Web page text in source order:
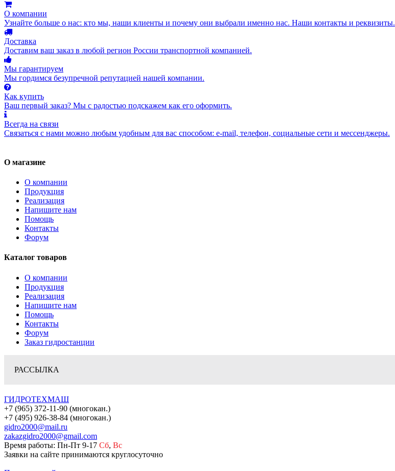
О компании
Узнайте больше о нас: кто мы, наши клиенты и почему они выбрали именно нас. Наши контакты и реквизиты.
Доставка
Доставим ваш заказ в любой регион России транспортной компанией.
Мы гарантируем
Мы гордимся безупречной репутацией нашей компании.
Как купить
Ваш первый заказ? Мы с радостью подскажем как его оформить.
Всегда на связи
Связаться с нами можно любым удобным для вас способом: e-mail, телефон, социальные сети и мессенджеры.
О магазине
О компании
Продукция
Реализация
Напишите нам
Помощь
Контакты
Форум
Каталог товаров
О компании
Продукция
Реализация
Напишите нам
Помощь
Контакты
Форум
Заказ гидростанции
РАССЫЛКА
ГИДРОТЕХМАШ
+7 (965) 372-11-90 (многокан.)
+7 (495) 926-38-84 (многокан.)
gidro2000@mail.ru
zakazgidro2000@gmail.com
Время работы: Пн-Пт 9-17 Сб, Вс
Заявки на сайте принимаются круглосуточно